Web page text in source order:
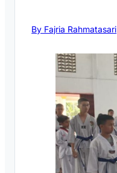
By Fajria Rahmatasari